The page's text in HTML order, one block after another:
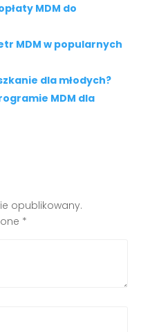
MDM do
MDM w popularnych
dla młodych?
MDM dla
opublikowany.
*